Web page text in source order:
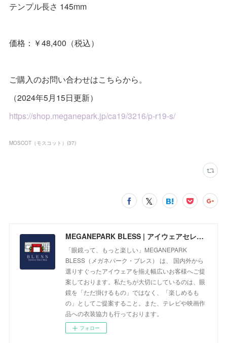
テンプル長さ 145mm
価格：￥48,400（税込）
ご購入のお問い合わせはこちらから。
（2024年5月15日更新）
https://shop.meganepark.jp/ca19/3216/p-r19-s/
MOSCOT（モスコット） (37)
MEGANEPARK BLESS | アイウェアセレクトショップ
「眼鏡って、もっと楽しい」MEGANEPARK
BLESS（メガネパーク・ブレス） は、 国内外から
選りすぐったアイウェアを揃え幅広いお客様へご提
案しております。私たちが大切にしているのは、眼
鏡を「ただ掛けるもの」ではなく、「楽しめるも
の」としてご提案すること。また、テレビや映画作
品への衣装協力も行っております。
フォロー